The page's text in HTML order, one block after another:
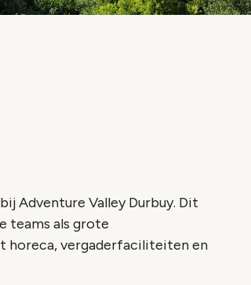
Adventure Valley Durbuy. Dit
teams als grote
vergaderfaciliteiten en